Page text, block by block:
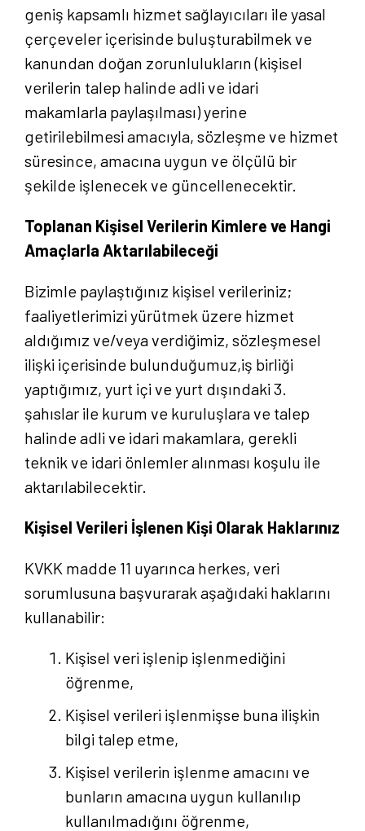
Anasayfa
Hakkımızda
Yayınlarımız
Blog
İletişim
geniş kapsamlı hizmet sağlayıcıları ile yasal
çerçeveler içerisinde buluşturabilmek ve
kanundan doğan zorunlulukların (kişisel
verilerin talep halinde adli ve idari
makamlarla paylaşılması) yerine
getirilebilmesi amacıyla, sözleşme ve hizmet
süresince, amacına uygun ve ölçülü bir
şekilde işlenecek ve güncellenecektir.
Toplanan Kişisel Verilerin Kimlere ve Hangi
Amaçlarla Aktarılabileceği
Bizimle paylaştığınız kişisel verileriniz;
faaliyetlerimizi yürütmek üzere hizmet
aldığımız ve/veya verdiğimiz, sözleşmesel
ilişki içerisinde bulunduğumuz,iş birliği
yaptığımız, yurt içi ve yurt dışındaki 3.
şahıslar ile kurum ve kuruluşlara ve talep
halinde adli ve idari makamlara, gerekli
teknik ve idari önlemler alınması koşulu ile
aktarılabilecektir.
Kişisel Verileri İşlenen Kişi Olarak Haklarınız
KVKK madde 11 uyarınca herkes, veri
sorumlusuna başvurarak aşağıdaki haklarını
kullanabilir:
Kişisel veri işlenip işlenmediğini
öğrenme,
Kişisel verileri işlenmişse buna ilişkin
bilgi talep etme,
Kişisel verilerin işlenme amacını ve
bunların amacına uygun kullanılıp
kullanılmadığını öğrenme,